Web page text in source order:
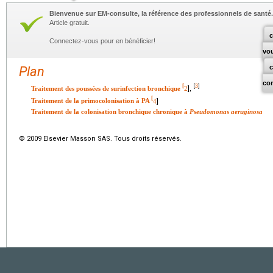
Bienvenue sur EM-consulte, la référence des professionnels de santé.
Article gratuit.
Connectez-vous pour en bénéficier!
Plan
Traitement des poussées de surinfection bronchique [2], [3]
Traitement de la primocolonisation à PA 4]
Traitement de la colonisation bronchique chronique à Pseudomonas aeruginosa
© 2009 Elsevier Masson SAS. Tous droits réservés.